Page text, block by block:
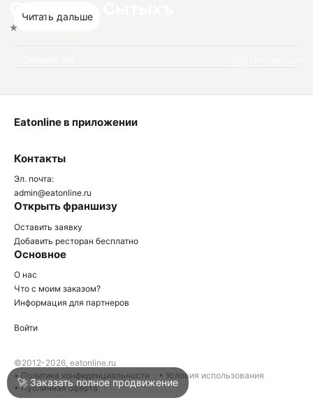
Войти
Написать в техподдержку
Общество Сытыхъ
Читать дальше
Контакты
Эл. почта:
admin@eatonline.ru
Открыть франшизу
Оставить заявку
Добавить ресторан бесплатно
Основное
О нас
Что с моим заказом?
Информация для партнеров
Eatonline в приложении
Войти
©2012-2026, eatonline.ru
• Политика конфиденциальности
• Условия использования
• Публичная оферта
🚀 Заказать полное продвижение